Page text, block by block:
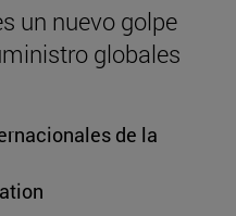
un nuevo golpe
globales
de la